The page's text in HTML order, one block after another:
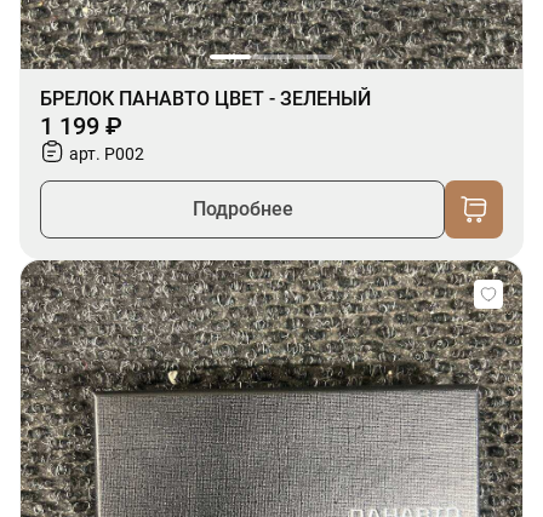
БРЕЛОК ПАНАВТО ЦВЕТ - ЗЕЛЕНЫЙ
1 199 ₽
арт. P002
Подробнее